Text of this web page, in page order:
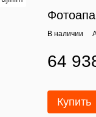
В наличии
64
Купить